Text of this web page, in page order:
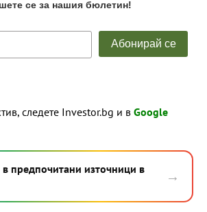
следете Investor.bg и в Google
предпочитани източници в
→